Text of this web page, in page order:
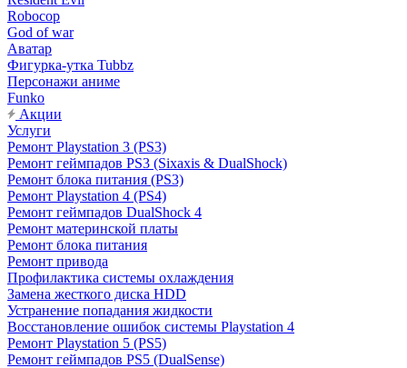
Robocop
God of war
Аватар
Фигурка-утка Tubbz
Персонажи аниме
Funko
Акции
Услуги
Ремонт Playstation 3 (PS3)
Ремонт геймпадов PS3 (Sixaxis & DualShock)
Ремонт блока питания (PS3)
Ремонт Playstation 4 (PS4)
Ремонт геймпадов DualShock 4
Ремонт материнской платы
Ремонт блока питания
Ремонт привода
Профилактика системы охлаждения
Замена жесткого диска HDD
Устранение попадания жидкости
Восстановление ошибок системы Playstation 4
Ремонт Playstation 5 (PS5)
Ремонт геймпадов PS5 (DualSense)